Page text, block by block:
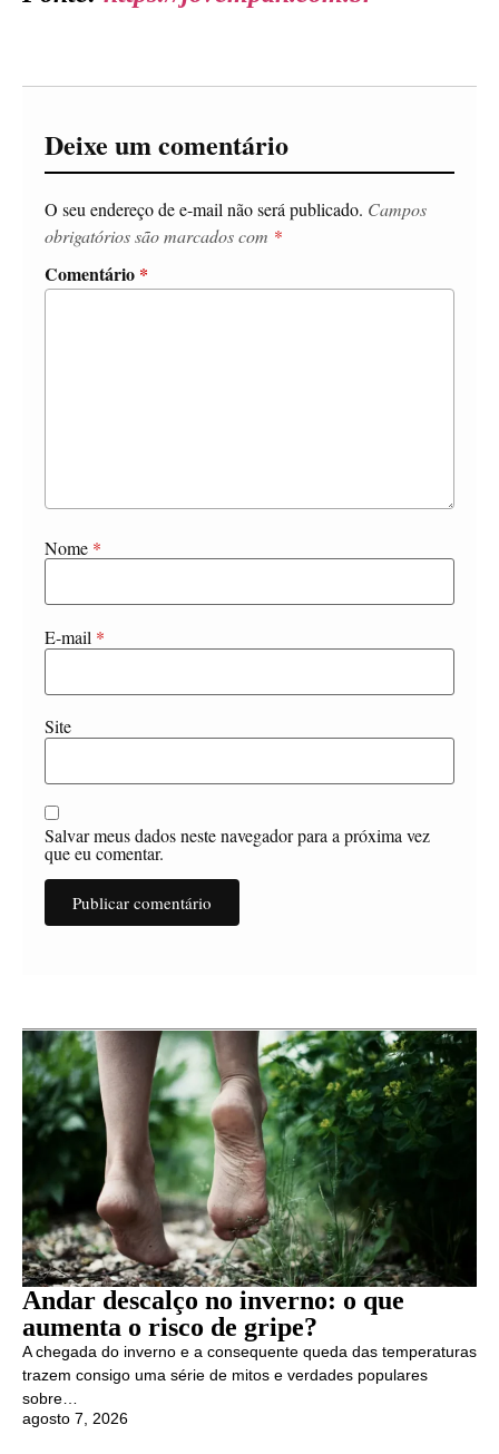
Deixe um comentário
O seu endereço de e-mail não será publicado. Campos
obrigatórios são marcados com *
Comentário *
Nome *
E-mail *
Site
Salvar meus dados neste navegador para a próxima vez
que eu comentar.
Andar descalço no inverno: o que
aumenta o risco de gripe?
A chegada do inverno e a consequente queda das temperaturas
trazem consigo uma série de mitos e verdades populares
sobre…
agosto 7, 2026